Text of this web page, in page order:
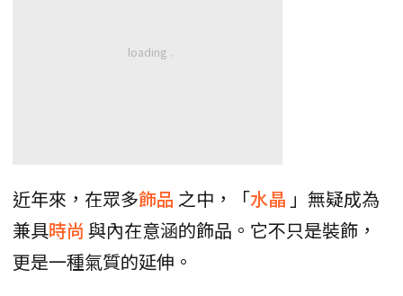
近年來，在眾多飾品 之中，「水晶 」無疑成為
兼具時尚 與內在意涵的飾品。它不只是裝飾，
更是一種氣質的延伸。